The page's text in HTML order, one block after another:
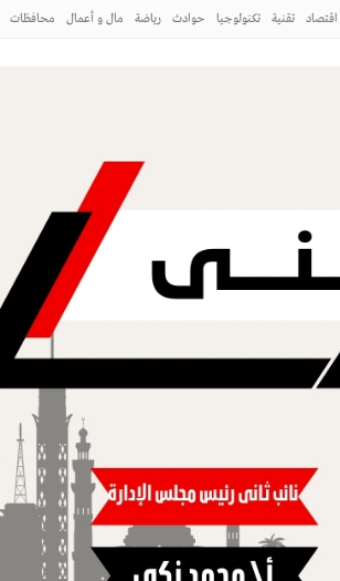
اقتصاد تقنية تكنولوجيا حوادث رياضة مال و أعمال محافظات